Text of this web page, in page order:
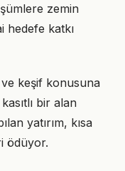
zemin
hedefe katkı
ve keşif konusuna
bir alan
yatırım, kısa
ödüyor.